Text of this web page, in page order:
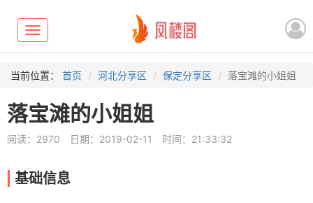
Toggle
navigation
当前位置： 首页 河北分享区 保定分享区 落宝滩的小姐姐
落宝滩的小姐姐
阅读：2970 日期：2019-02-11 时间：21:33:32
基础信息